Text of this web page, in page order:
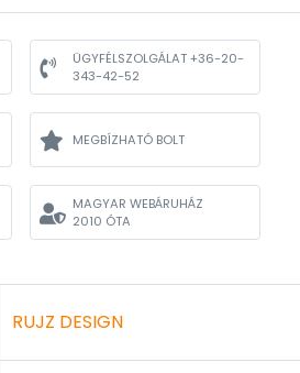
ÜGYFÉLSZOLGÁLAT +36-20-
343-42-52
MEGBÍZHATÓ BOLT
MAGYAR WEBÁRUHÁZ
2010 ÓTA
RUJZ DESIGN